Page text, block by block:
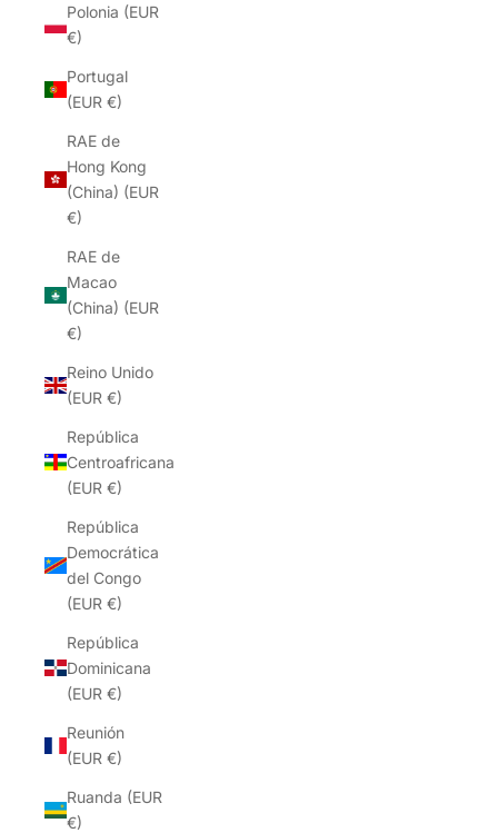
Polonia (EUR
€)
Portugal
(EUR €)
RAE de
Hong Kong
(China) (EUR
€)
RAE de
Macao
(China) (EUR
€)
Reino Unido
(EUR €)
República
Centroafricana
(EUR €)
República
Democrática
del Congo
(EUR €)
República
Dominicana
(EUR €)
Reunión
(EUR €)
Ruanda (EUR
€)